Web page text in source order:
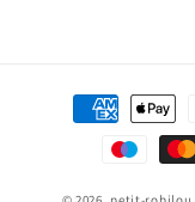
Betaalmethoden